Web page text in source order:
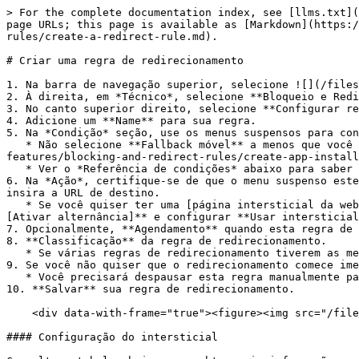
> For the complete documentation index, see [llms.txt](https://help.impact.com/llms.txt). Markdown versions of documentation pages are available by appending `.md` to page URLs; this page is available as [Markdown](https://help.impact.com/brand/pt-br/what-would-you-like-to-learn-about/platform-features/blocking-and-redirect-rules/create-a-redirect-rule.md).

# Criar uma regra de redirecionamento

1. Na barra de navegação superior, selecione ![](/files/45f862e198f73982700ff092afe256a7fe2e0fff) **\[Perfil do usuário] → Configurações**.
2. À direita, em *Técnico*, selecione **Bloqueio e Redirecionamento**.
3. No canto superior direito, selecione **Configurar regra**.
4. Adicione um **Name** para sua regra.
5. Na *Condição* seção, use os menus suspensos para configurar sua regra de redirecionamento.
   * Não selecione **Fallback móvel** a menos que você planeje criar uma [intersticial de aplicativo](/brand/pt-br/what-would-you-like-to-learn-about/platform-features/blocking-and-redirect-rules/create-app-install-interstitials.md).
   * Ver o *Referência de condições* abaixo para saber mais sobre os diferentes atributos de condição.
6. Na *Ação*, certifique-se de que o menu suspenso esteja definido como **Redirecionar**, em seguida selecione o **protocolo** para o link de redirecionamento e insira a URL de destino.
   * Se você quiser ter uma [página intersticial da web](https://en.wikipedia.org/wiki/Interstitial_webpage), ![](/files/56148a29d7f42673dde9884eb52356c45eca06c3) **\[Ativar alternância]** e configurar **Usar intersticial**. Certifique-se de que o *Modelo* menu suspenso esteja definido como **Personalizado**.
7. Opcionalmente, **Agendamento** quando esta regra de redirecionamento estará ativa.
8. **Classificação** da regra de redirecionamento.
   * Se várias regras de redirecionamento tiverem as mesmas condições e a mesma **Classificação**, a que tiver o menor **ID** terá prioridade.
9. Se você não quiser que o redirecionamento comece imediatamente e não agendou a regra, você pode **Pausar** pausar a regra.
   * Você precisará despausar esta regra manualmente para que ela volte a ficar ativa.
10. **Salvar** sua regra de redirecionamento.

    <div data-with-frame="true"><figure><img src="/files/a8370a74fa4a4825ea8415d9a0f003bea05fbaca" alt="" width="563"><figcaption></figcaption></figure></div>

#### Configuração do intersticial

Consulte a tabela abaixo para obter mais informações sobre cada uma das opções disponíveis para configurar um intersticial de redirecionamento.

Nem todas as configurações do intersticial podem estar disponíveis dependendo do nível da sua conta. Entre em contato com seu CSM (ou [entre em contato com o suporte](https://app.impact.com/support/